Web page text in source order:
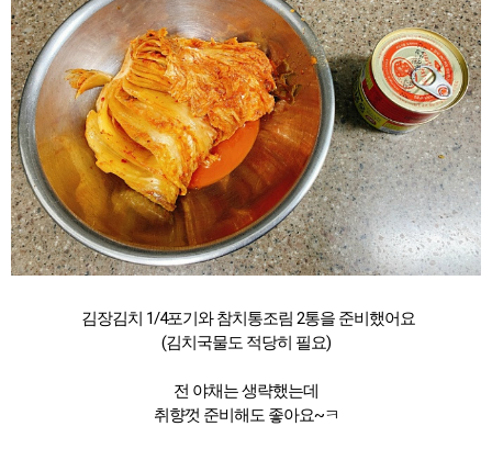
김장김치 1/4포기와 참치통조림 2통을 준비했어요
(김치국물도 적당히 필요)
전 야채는 생략했는데
취향껏 준비해도 좋아요~ㅋ